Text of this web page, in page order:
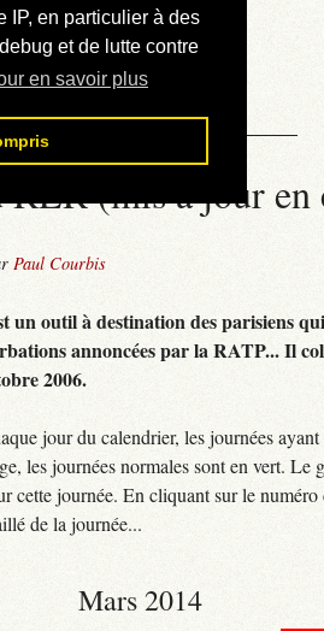
IP, en particulier à des
et de lutte contre
en savoir plus
RER (mis à jour
Paul Courbis
un outil à destination des parisiens
annoncées par la RATP... Il
2006.
jour du calendrier, les journées
les journées normales sont en vert. Le
cette journée. En cliquant sur le
de la journée...
Mars 2014